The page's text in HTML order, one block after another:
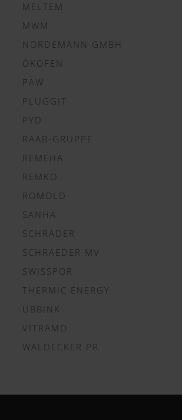
MELTEM
MWM
NORDEMANN GMBH
ÖKOFEN
PAW
PLUGGIT
PYD
RAAB-GRUPPE
REMEHA
REMKO
ROMOLD
SANHA
SCHRÄDER
SCHRAEDER MV
SWISSPOR
THERMIC ENERGY
UBBINK
VITRAMO
WALDECKER PR